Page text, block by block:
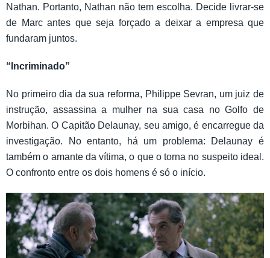
Nathan. Portanto, Nathan não tem escolha. Decide livrar-se
de Marc antes que seja forçado a deixar a empresa que
fundaram juntos.
“Incriminado”
No primeiro dia da sua reforma, Philippe Sevran, um juiz de
instrução, assassina a mulher na sua casa no Golfo de
Morbihan. O Capitão Delaunay, seu amigo, é encarregue da
investigação. No entanto, há um problema: Delaunay é
também o amante da vítima, o que o torna no suspeito ideal.
O confronto entre os dois homens é só o início.